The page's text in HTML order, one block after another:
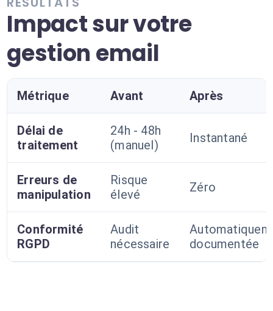
Impact sur votre
gestion email
Métrique Avant Après
Délai de
traitement
24h - 48h
(manuel)
Instantané
Erreurs de
manipulation
Risque
élevé
Zéro
Conformité
RGPD
Audit
nécessaire
documentée